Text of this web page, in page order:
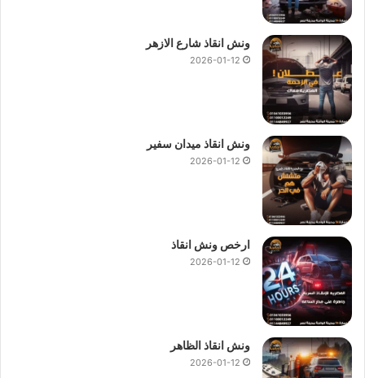
ونش انقاذ شارع الازهر
2026-01-12
ونش انقاذ ميدان سفير
2026-01-12
ارخص ونش انقاذ
2026-01-12
ونش انقاذ الظاهر
2026-01-12